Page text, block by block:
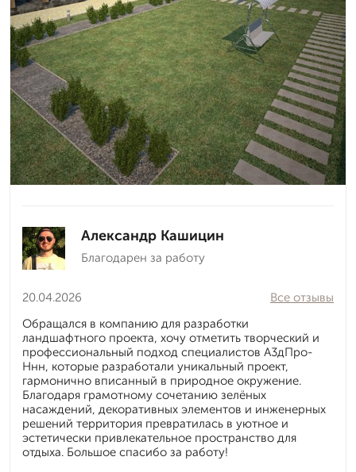
Александр Кашицин
Благодарен за работу
20.04.2026
Все отзывы
Обращался в компанию для разработки
ландшафтного проекта, хочу отметить творческий и
профессиональный подход специалистов А3дПро-
Ннн, которые разработали уникальный проект,
гармонично вписанный в природное окружение.
Благодаря грамотному сочетанию зелёных
насаждений, декоративных элементов и инженерных
решений территория превратилась в уютное и
эстетически привлекательное пространство для
отдыха. Большое спасибо за работу!